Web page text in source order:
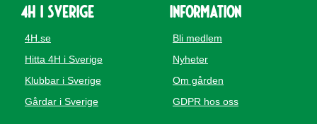
4H i Sverige
4H.se
Hitta 4H i Sverige
Klubbar i Sverige
Gårdar i Sverige
Information
Bli medlem
Nyheter
Om gården
GDPR hos oss